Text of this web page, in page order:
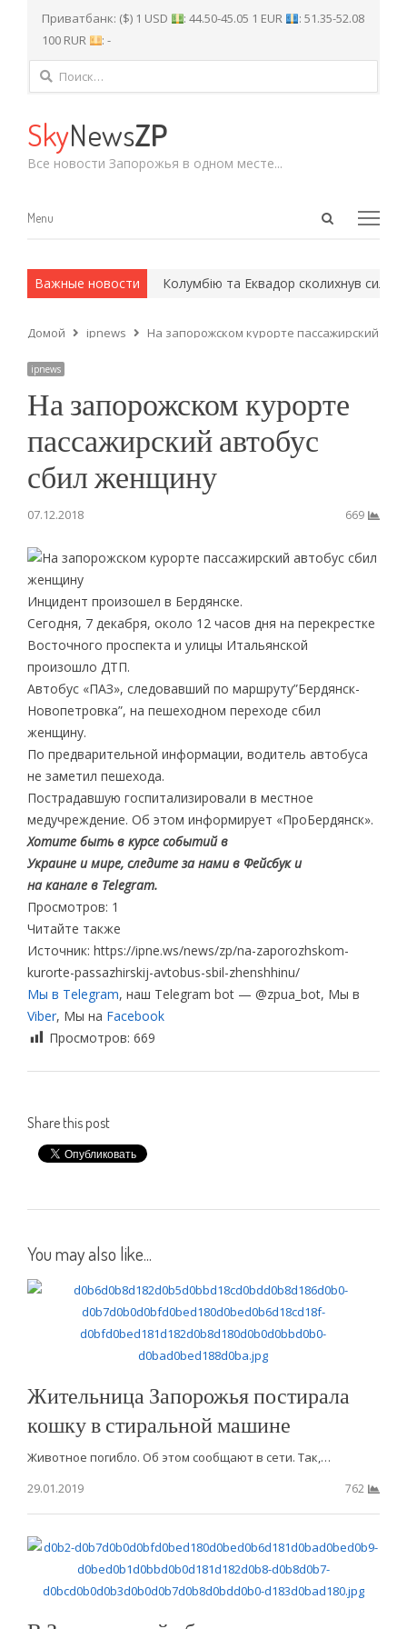
Приватбанк: ($) 1 USD : 44.50-45.05 1 EUR
: 51.35-52.08
100 RUR
: -
Найти:
SkyNewsZP
Все новости Запорожья в одном месте...
Open
Menu
Menu
Важные новости
армейские методы. Колумбію та Еквадор сколихнув
Домой ipnews На запорожском курорте пассажирский
ipnews
На запорожском курорте
пассажирский автобус
сбил женщину
07.12.2018 669
Инцидент произошел в Бердянске.
Сегодня, 7 декабря, около 12 часов дня на перекрестке
Восточного проспекта и улицы Итальянской
произошло ДТП.
Автобус «ПАЗ», следовавший по маршруту”Бердянск-
Новопетровка”, на пешеходном переходе сбил
женщину.
По предварительной информации, водитель автобуса
не заметил пешехода.
Пострадавшую госпитализировали в местное
медучреждение. Об этом информирует «ПроБердянск».
Хотите быть в курсе событий в
Украине и мире, следите за нами в Фейсбук и
на канале в Telegram.
Просмотров: 1
Читайте также
Источник: https://ipne.ws/news/zp/na-zaporozhskom-
kurorte-passazhirskij-avtobus-sbil-zhenshhinu/
Мы в Telegram, наш Telegram bot — @zpua_bot, Мы в
Viber, Мы на Facebook
Просмотров: 669
Share this post
You may also like...
Жительница Запорожья постирала
кошку в стиральной машине
Животное погибло. Об этом сообщают в сети. Так,…
29.01.2019
762